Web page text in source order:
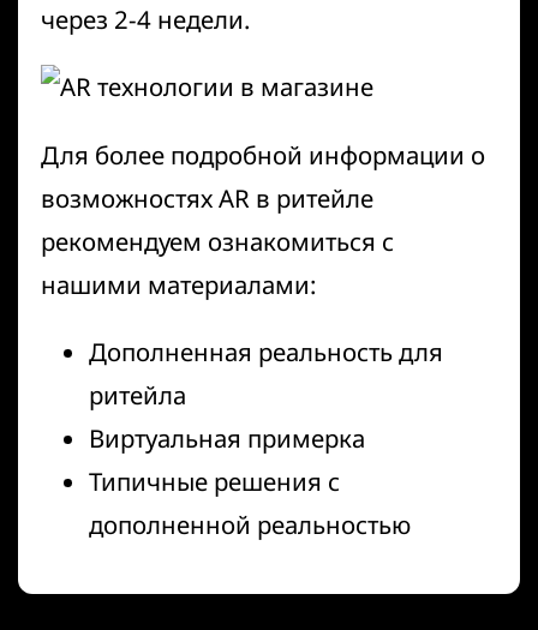
через 2-4 недели.
Для более подробной информации о
возможностях AR в ритейле
рекомендуем ознакомиться с
нашими материалами:
Дополненная реальность для
ритейла
Виртуальная примерка
Типичные решения с
дополненной реальностью